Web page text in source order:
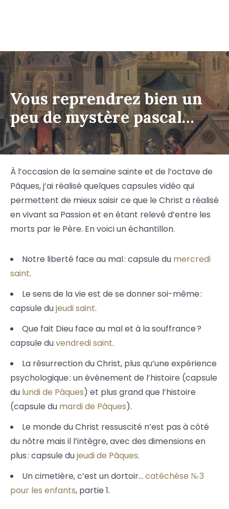
Vous reprendrez bien un
peu de mystère pascal…
À l’occasion de la semaine sainte et de l’octave de
Pâques, j’ai réalisé quelques capsules vidéo qui
permettent de mieux saisir ce que le Christ a réalisé
en vivant sa Passion et en étant relevé d’entre les
morts par le Père. En voici un échantillon.
Notre liberté face au mal : capsule du mercredi
saint.
Le sens de la vie est de se donner soi-même :
capsule dujeudi saint.
Que fait Dieu face au mal et à la souffrance ?
capsule duvendredi saint.
La résurrection du Christ, plus qu’une expérience
psychologique : un événement de l’histoire (capsule
du lundi de Pâques) et plus grand que l’histoire
(capsule du mardi de Pâques).
Le monde du Christ ressuscité n’est pas à côté
du nôtre mais il l’intègre, avec des dimensions en
plus : capsule dujeudi de Pâques.
Un cimetière, c’est un dortoir… catéchèse № 3
pour les enfants, partie 1.